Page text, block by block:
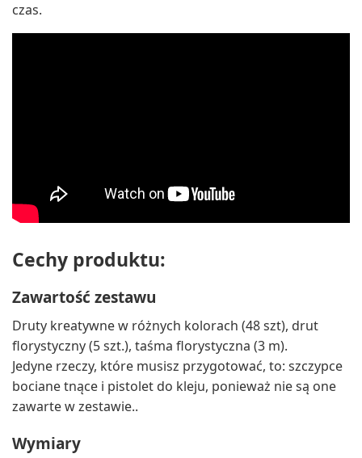
czas.
Cechy produktu:
Zawartość zestawu
Druty kreatywne w różnych kolorach (48 szt), drut
florystyczny (5 szt.), taśma florystyczna (3 m).
Jedyne rzeczy, które musisz przygotować, to: szczypce
bociane tnące i pistolet do kleju, ponieważ nie są one
zawarte w zestawie..
Wymiary